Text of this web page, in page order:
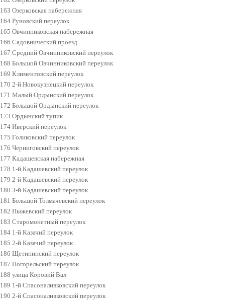
163 Озерковская набережная
164 Руновский переулок
165 Овчинниковская набережная
166 Садовнический проезд
167 Средний Овчинниковский переулок
168 Большой Овчинниковский переулок
169 Климентовский переулок
170 2-й Новокузнецкий переулок
171 Малый Ордынский переулок
172 Большой Ордынский переулок
173 Ордынский тупик
174 Иверский переулок
175 Голиковский переулок
176 Черниговский переулок
177 Кадашевская набережная
178 1-й Кадашевский переулок
179 2-й Кадашевский переулок
180 3-й Кадашевский переулок
181 Большой Толмачевский переулок
182 Пыжевский переулок
183 Старомонетный переулок
184 1-й Казачий переулок
185 2-й Казачий переулок
186 Щетининский переулок
187 Погорельский переулок
188 улица Коровий Вал
189 1-й Спасоналивковский переулок
190 2-й Спасоналивковский переулок